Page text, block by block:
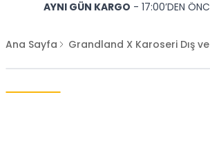
AYNI GÜN KARGO - 17:00’DEN
Ana Sayfa Grandland X Karoseri Dış